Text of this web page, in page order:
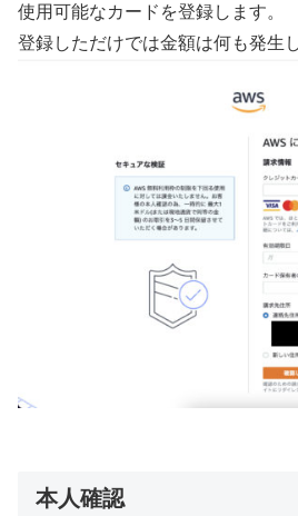
使用可能なカードを登録します。
登録しただけでは金額は何も発生
本人確認